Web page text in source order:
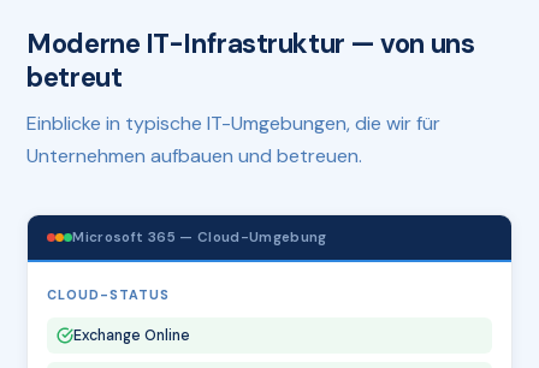
Moderne IT-Infrastruktur — von uns
betreut
Einblicke in typische IT-Umgebungen, die wir für
Unternehmen aufbauen und betreuen.
Microsoft 365 — Cloud-Umgebung
CLOUD-STATUS
Exchange Online